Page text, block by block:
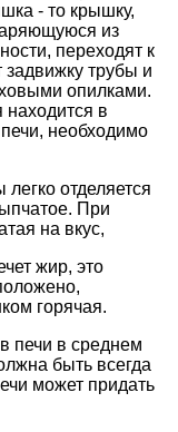
- то крышку,
из
переходят к
трубы и
опилками.
находится в
необходимо
отделяется
При
на вкус,
жир, это
горячая.
печи в среднем
быть всегда
может придать